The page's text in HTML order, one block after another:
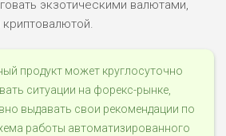
экзотическими валютами,
продукт может круглосуточно
ситуации на форекс-рынке,
выдавать свои рекомендации по
работы автоматизированного